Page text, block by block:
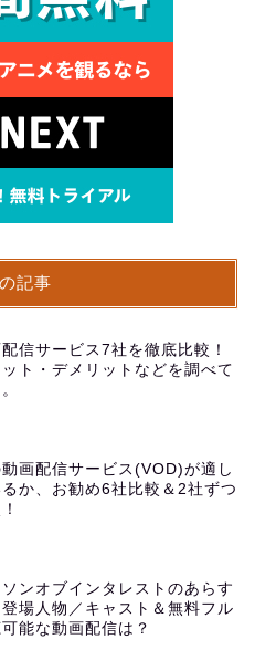
記事
信サービス7社を徹底比較！
ット・デメリットなどを調べて
動画配信サービス(VOD)が適し
か、お勧め6社比較＆2社ずつ
ンオブインタレストのあらす
登場人物／キャスト＆無料フル
能な動画配信は？